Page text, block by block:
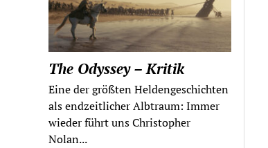
The Odyssey – Kritik
Eine der größten Heldengeschichten
als endzeitlicher Albtraum: Immer
wieder führt uns Christopher
Nolan...